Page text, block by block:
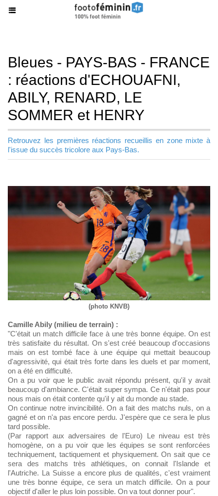
Bleues - PAYS-BAS - FRANCE
: réactions d'ECHOUAFNI,
ABILY, RENARD, LE
SOMMER et HENRY
Retrouvez les premières réactions recueillis en zone mixte à
l'issue du succès tricolore aux Pays-Bas.
(photo KNVB)
Camille Abily (milieu de terrain) :
"C'était un match difficile face à une très bonne équipe. On est
très satisfaite du résultat. On s'est créé beaucoup d'occasions
mais on est tombé face à une équipe qui mettait beaucoup
d'agressivité, qui était très forte dans les duels et par moment,
on a été en difficulté.
On a pu voir que le public avait répondu présent, qu'il y avait
beaucoup d'ambiance. C'était super sympa. Ce n'était pas pour
nous mais on était contente qu'il y ait du monde au stade.
On continue notre invincibilité. On a fait des matchs nuls, on a
gagné et on n'a pas encore perdu. J'espère que ce sera le plus
tard possible.
(Par rapport aux adversaires de l'Euro) Le niveau est très
homogène, on a pu voir que les équipes se sont renforcées
techniquement, tactiquement et physiquement. On sait que ce
sera des matchs très athlétiques, on connait l'Islande et
l'Autriche. La Suisse a encore plus de qualités, c'est vraiment
une très bonne équipe, ce sera un match difficile. On a pour
objectif d'aller le plus loin possible. On va tout donner pour".